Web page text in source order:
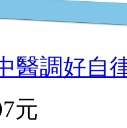
醫調好自
元